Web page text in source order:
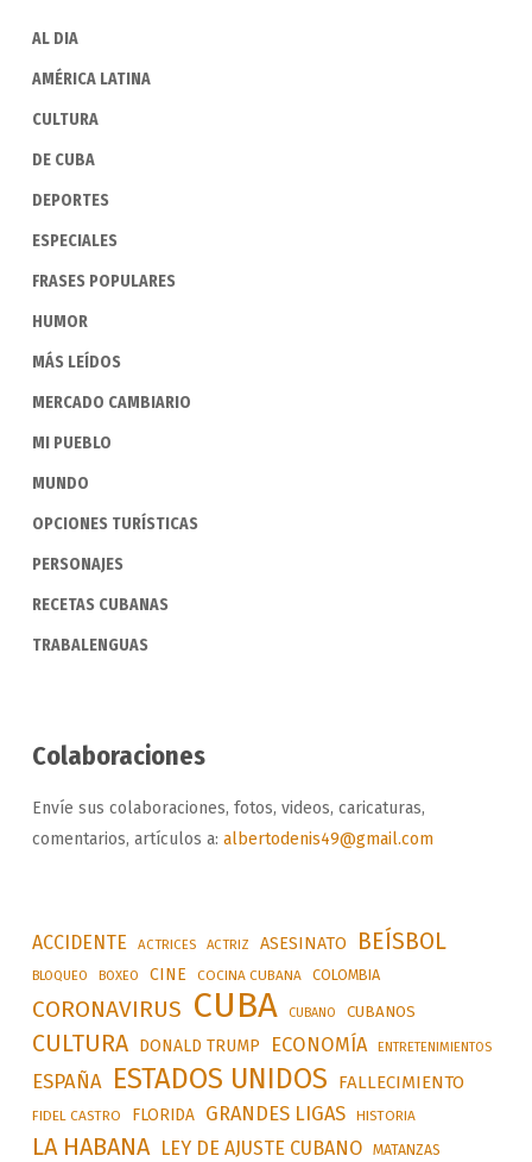
AL DIA
AMÉRICA LATINA
CULTURA
DE CUBA
DEPORTES
ESPECIALES
FRASES POPULARES
HUMOR
MÁS LEÍDOS
MERCADO CAMBIARIO
MI PUEBLO
MUNDO
OPCIONES TURÍSTICAS
PERSONAJES
RECETAS CUBANAS
TRABALENGUAS
Colaboraciones
Envíe sus colaboraciones, fotos, videos, caricaturas,
comentarios, artículos a: albertodenis49@gmail.com
ACCIDENTE ACTRICES ACTRIZ ASESINATO BEÍSBOL
BLOQUEO BOXEO CINE COCINA CUBANA COLOMBIA
CORONAVIRUS CUBA CUBANO CUBANOS
CULTURA DONALD TRUMP ECONOMÍA ENTRETENIMIENTOS
ESPAÑA ESTADOS UNIDOS FALLECIMIENTO
FIDEL CASTRO FLORIDA GRANDES LIGAS HISTORIA
LA HABANA LEY DE AJUSTE CUBANO MATANZAS